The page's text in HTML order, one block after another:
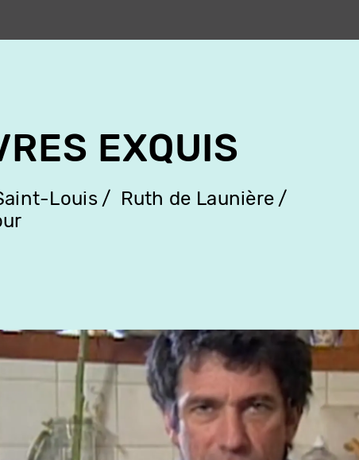
EXQUIS
Louis
Ruth de Launière